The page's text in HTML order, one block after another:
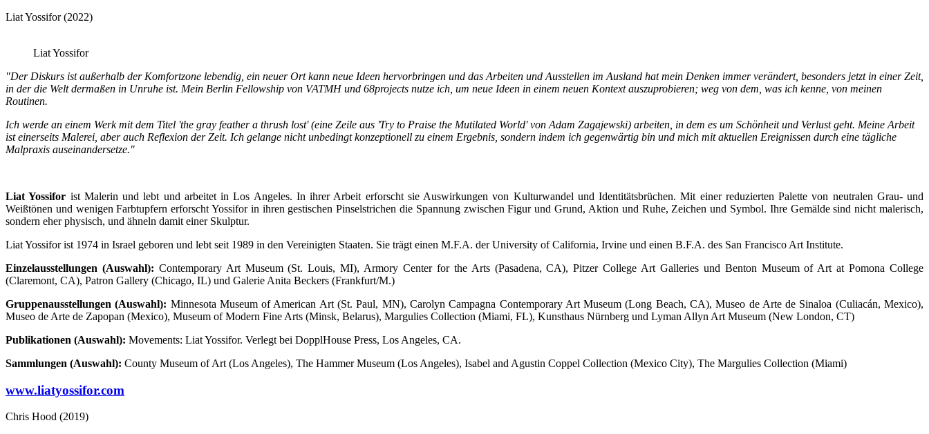
Liat Yossifor (2022)
Liat Yossifor
"Der Diskurs ist außerhalb der Komfortzone lebendig, ein neuer Ort kann neue Ideen hervorbringen und das Arbeiten und Ausstellen im Ausland hat mein Denken immer verändert, besonders jetzt in einer Zeit,
in der die Welt dermaßen in Unruhe ist. Mein Berlin Fellowship von VATMH und 68projects nutze ich, um neue Ideen in einem neuen Kontext auszuprobieren; weg von dem, was ich kenne, von meinen
Routinen.
Ich werde an einem Werk mit dem Titel 'the gray feather a thrush lost' (eine Zeile aus 'Try to Praise the Mutilated World' von Adam Zagajewski) arbeiten, in dem es um Schönheit und Verlust geht. Meine Arbeit
ist einerseits Malerei, aber auch Reflexion der Zeit. Ich gelange nicht unbedingt konzeptionell zu einem Ergebnis, sondern indem ich gegenwärtig bin und mich mit aktuellen Ereignissen durch eine tägliche
Malpraxis auseinandersetze."
Liat Yossifor ist Malerin und lebt und arbeitet in Los Angeles. In ihrer Arbeit erforscht sie Auswirkungen von Kulturwandel und Identitätsbrüchen. Mit einer reduzierten Palette von neutralen Grau- und
Weißtönen und wenigen Farbtupfern erforscht Yossifor in ihren gestischen Pinselstrichen die Spannung zwischen Figur und Grund, Aktion und Ruhe, Zeichen und Symbol. Ihre Gemälde sind nicht malerisch,
sondern eher physisch, und ähneln damit einer Skulptur.
Liat Yossifor ist 1974 in Israel geboren und lebt seit 1989 in den Vereinigten Staaten. Sie trägt einen M.F.A. der University of California, Irvine und einen B.F.A. des San Francisco Art Institute.
Einzelausstellungen (Auswahl): Contemporary Art Museum (St. Louis, MI), Armory Center for the Arts (Pasadena, CA), Pitzer College Art Galleries und Benton Museum of Art at Pomona College
(Claremont, CA), Patron Gallery (Chicago, IL) und Galerie Anita Beckers (Frankfurt/M.)
Gruppenausstellungen (Auswahl): Minnesota Museum of American Art (St. Paul, MN), Carolyn Campagna Contemporary Art Museum (Long Beach, CA), Museo de Arte de Sinaloa (Culiacán, Mexico),
Museo de Arte de Zapopan (Mexico), Museum of Modern Fine Arts (Minsk, Belarus), Margulies Collection (Miami, FL), Kunsthaus Nürnberg und Lyman Allyn Art Museum (New London, CT)
Publikationen (Auswahl): Movements: Liat Yossifor. Verlegt bei DopplHouse Press, Los Angeles, CA.
Sammlungen (Auswahl): County Museum of Art (Los Angeles), The Hammer Museum (Los Angeles), Isabel and Agustin Coppel Collection (Mexico City), The Margulies Collection (Miami)
www.liatyossifor.com
Chris Hood (2019)